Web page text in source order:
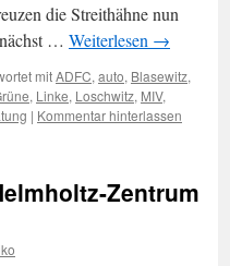
die Streithähne nun
… Weiterlesen →
mitADFC, auto, Blasewitz,
, Linke, Loschwitz, MIV,
| Kommentar hinterlassen
Zentrum